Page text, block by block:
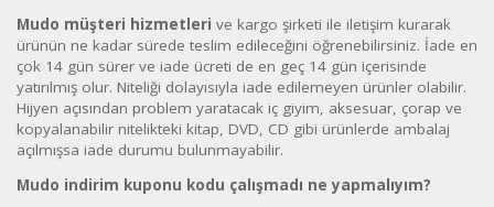
Mudo müşteri hizmetleri ve kargo şirketi ile iletişim kurarak
ürünün ne kadar sürede teslim edileceğini öğrenebilirsiniz. İade en
çok 14 gün sürer ve iade ücreti de en geç 14 gün içerisinde
yatırılmış olur. Niteliği dolayısıyla iade edilemeyen ürünler olabilir.
Hijyen açısından problem yaratacak iç giyim, aksesuar, çorap ve
kopyalanabilir nitelikteki kitap, DVD, CD gibi ürünlerde ambalaj
açılmışsa iade durumu bulunmayabilir.
Mudo indirim kuponu kodu çalışmadı ne yapmalıyım?